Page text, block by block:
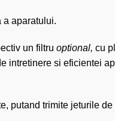
a aparatului.
un filtru optional, cu
intretinere si eficientei
putand trimite jeturile